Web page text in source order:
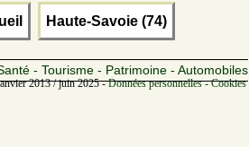
Haute-Savoie (74)
- Tourisme - Patrimoine - Automobiles
2013 / juin 2025 -Données personnelles -